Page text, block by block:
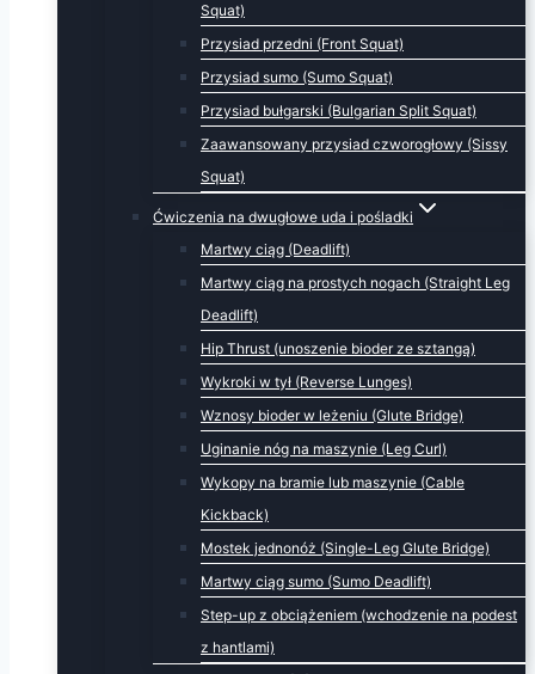
Squat)
Przysiad przedni (Front Squat)
Przysiad sumo (Sumo Squat)
Przysiad bułgarski (Bulgarian Split Squat)
Zaawansowany przysiad czworogłowy (Sissy
Squat)
Ćwiczenia na dwugłowe uda i pośladki
Martwy ciąg (Deadlift)
Martwy ciąg na prostych nogach (Straight Leg
Deadlift)
Hip Thrust (unoszenie bioder ze sztangą)
Wykroki w tył (Reverse Lunges)
Wznosy bioder w leżeniu (Glute Bridge)
Uginanie nóg na maszynie (Leg Curl)
Wykopy na bramie lub maszynie (Cable
Kickback)
Mostek jednonóż (Single-Leg Glute Bridge)
Martwy ciąg sumo (Sumo Deadlift)
Step-up z obciążeniem (wchodzenie na podest
z hantlami)